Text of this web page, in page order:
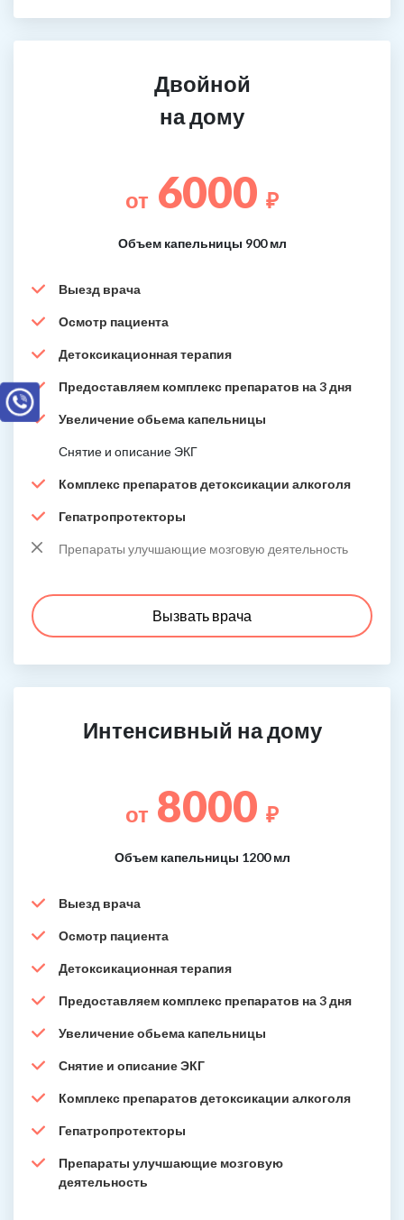
Двойной
на дому
от 6000 ₽
Объем капельницы 900 мл
Выезд врача
Осмотр пациента
Детоксикационная терапия
Предоставляем комплекс препаратов на 3 дня
Увеличение обьема капельницы
Снятие и описание ЭКГ
Комплекс препаратов детоксикации алкоголя
Гепатропротекторы
Препараты улучшающие мозговую деятельность
Вызвать врача
Интенсивный на дому
от 8000 ₽
Объем капельницы 1200 мл
Выезд врача
Осмотр пациента
Детоксикационная терапия
Предоставляем комплекс препаратов на 3 дня
Увеличение обьема капельницы
Снятие и описание ЭКГ
Комплекс препаратов детоксикации алкоголя
Гепатропротекторы
Препараты улучшающие мозговую
деятельность